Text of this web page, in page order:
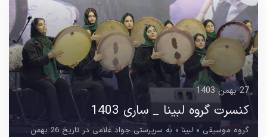
27 بهمن 1403
کنسرت گروه لبینا _ ساری 1403
گروه موسیقی « لبینا » به سرپرستی جواد غلامی در تاریخ 26 بهمن ماه 1403 در سالن دنیای آرزو ساری به روی صحنه رفت. این اجرا با فضایی صمیمی و متنوع ، مخاطبان را با نغمه هایی از...